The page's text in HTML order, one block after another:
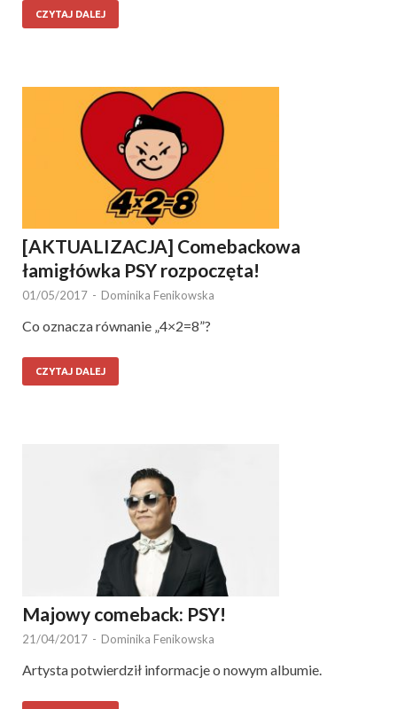
CZYTAJ DALEJ
[AKTUALIZACJA] Comebackowa
łamigłówka PSY rozpoczęta!
01/05/2017 - Dominika Fenikowska
Co oznacza równanie „4×2=8”?
CZYTAJ DALEJ
Majowy comeback: PSY!
21/04/2017 - Dominika Fenikowska
Artysta potwierdził informacje o nowym albumie.